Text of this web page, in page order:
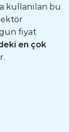
kullanılan bu
fiyat
en çok